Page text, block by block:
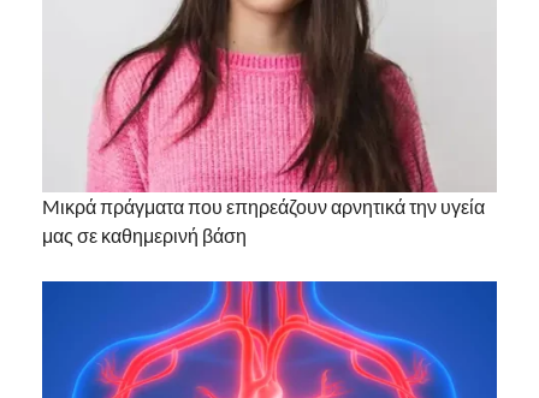
Mικρά πράγματα που επηρεάζουν αρνητικά την υγεία
μας σε καθημερινή βάση